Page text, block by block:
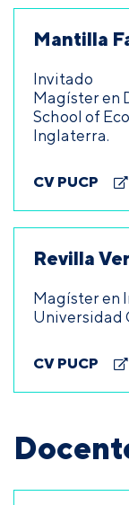
Mantilla
Invitado
Magíster en
School of
Inglaterra.
CV PUCP
Revilla
Magíster en
Universidad
CV PUCP